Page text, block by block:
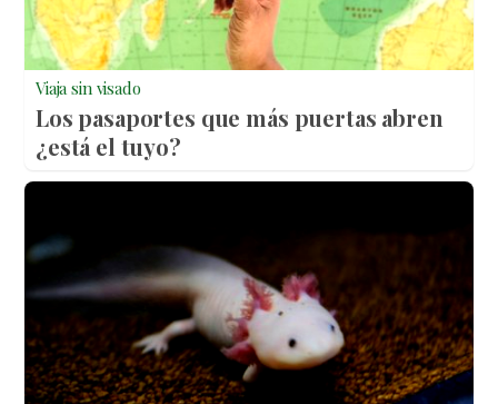
Viaja sin visado
Los pasaportes que más puertas abren
¿está el tuyo?